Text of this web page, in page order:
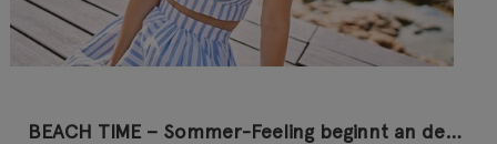
BEACH TIME – Sommer-Feeling beginnt an den Füßen